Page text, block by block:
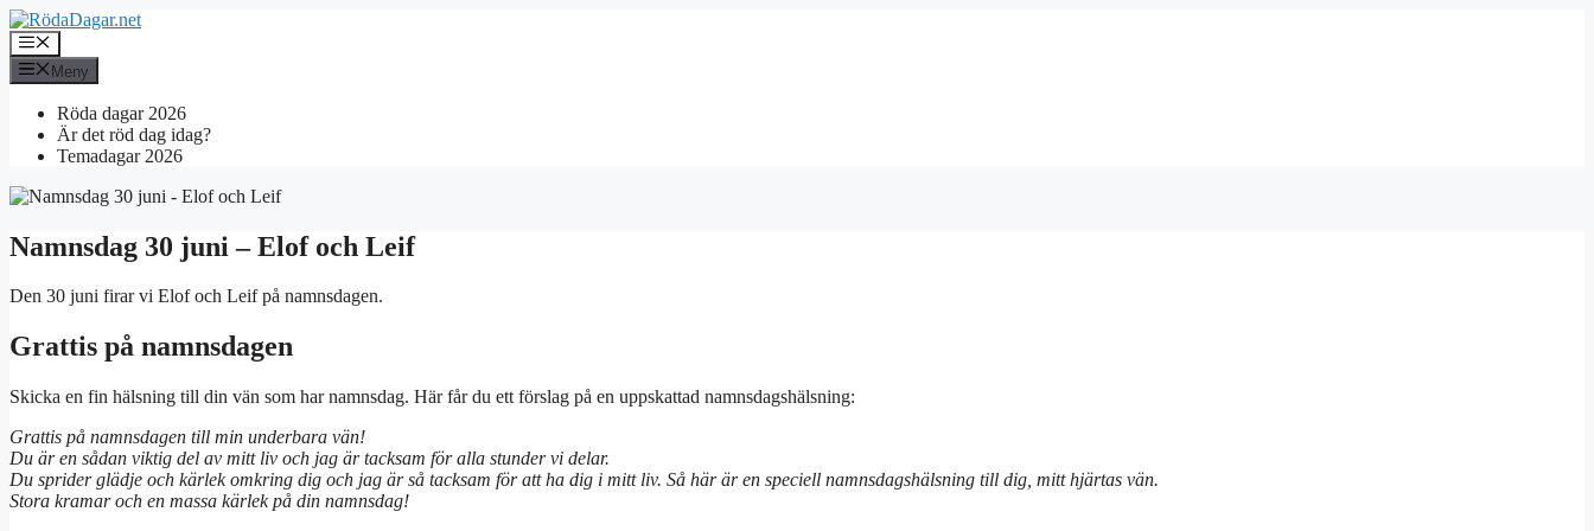
Hoppa
till
innehåll
Meny
Meny
Röda dagar 2026
Är det röd dag idag?
Temadagar 2026
Namnsdag 30 juni – Elof och Leif
Den 30 juni firar vi Elof och Leif på namnsdagen.
Grattis på namnsdagen
Skicka en fin hälsning till din vän som har namnsdag. Här får du ett förslag på en uppskattad namnsdagshälsning:
Grattis på namnsdagen till min underbara vän!
Du är en sådan viktig del av mitt liv och jag är tacksam för alla stunder vi delar.
Du sprider glädje och kärlek omkring dig och jag är så tacksam för att ha dig i mitt liv. Så här är en speciell namnsdagshälsning till dig, mitt hjärtas vän.
Stora kramar och en massa kärlek på din namnsdag!